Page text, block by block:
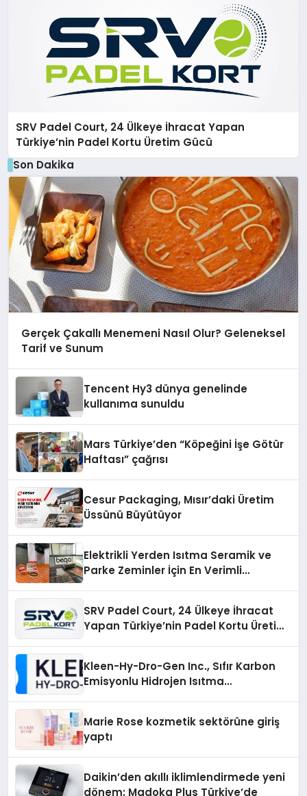
SRV Padel Court, 24 Ülkeye İhracat Yapan
Türkiye’nin Padel Kortu Üretim Gücü
Son Dakika
Gerçek Çakallı Menemeni Nasıl Olur? Geleneksel
Tarif ve Sunum
Tencent Hy3 dünya genelinde
kullanıma sunuldu
Mars Türkiye’den “Köpeğini İşe Götür
Haftası” çağrısı
Cesur Packaging, Mısır’daki Üretim
Üssünü Büyütüyor
Elektrikli Yerden Isıtma Seramik ve
Parke Zeminler İçin En Verimli
SRV Padel Court, 24 Ülkeye İhracat
Yapan Türkiye’nin Padel Kortu Üretim
Kleen-Hy-Dro-Gen Inc., Sıfır Karbon
Emisyonlu Hidrojen Isıtma
Marie Rose kozmetik sektörüne giriş
yaptı
Daikin’den akıllı iklimlendirmede yeni
dönem: Madoka Plus Türkiye’de